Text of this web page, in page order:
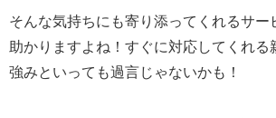
そんな気持ちにも寄り添ってくれるサー
助かりますよね！すぐに対応してくれる
強みといっても過言じゃないかも！